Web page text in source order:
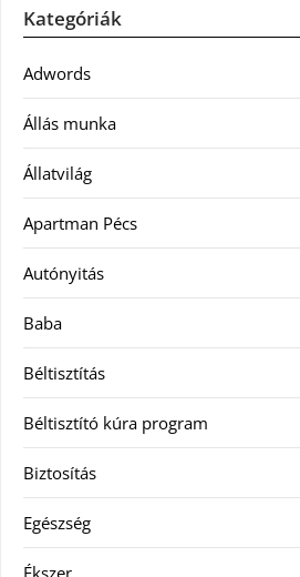
Kategóriák
Adwords
Állás munka
Állatvilág
Apartman Pécs
Autónyitás
Baba
Béltisztítás
Béltisztító kúra program
Biztosítás
Egészség